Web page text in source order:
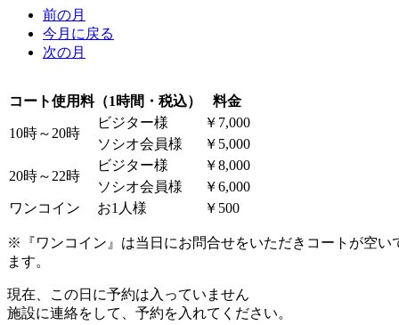
前の月
今月に戻る
次の月
コート使用料（1時間・税込） 料金
10時～20時
ビジター様
￥7,000
ソシオ会員様
￥5,000
20時～22時
ビジター様
￥8,000
ソシオ会員様
￥6,000
ワンコイン
お1人様 ￥500
※『ワンコイン』は当日にお問合せをいただきコートが空
ます。
現在、この日に予約は入っていません
施設に連絡をして、予約を入れてください。